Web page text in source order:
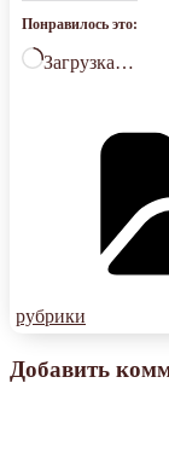
Понравилось это:
Загрузка…
рубрики
Добавить